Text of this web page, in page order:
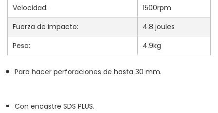
Velocidad:
1500rpm
Fuerza de impacto:
4.8 joules
Peso:
4.9kg
Para hacer perforaciones de hasta 30 mm.
Con encastre SDS PLUS.